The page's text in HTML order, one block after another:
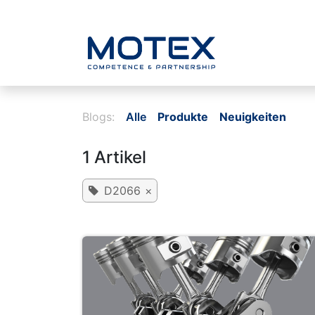
Blogs: Alle Produkte Neuigkeiten
1 Artikel
D2066 ×